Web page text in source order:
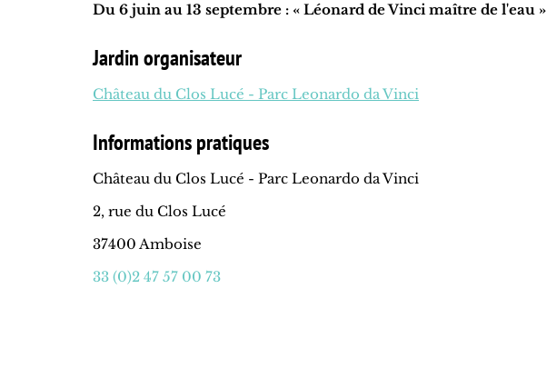
Du 6 juin au 13 septembre : « Léonard de Vinci maître de l'eau »
Jardin organisateur
Château du Clos Lucé - Parc Leonardo da Vinci
Informations pratiques
Château du Clos Lucé - Parc Leonardo da Vinci
2, rue du Clos Lucé
37400 Amboise
33 (0)2 47 57 00 73